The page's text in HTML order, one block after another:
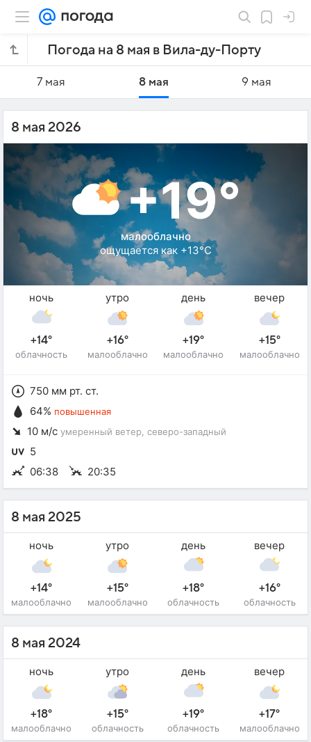
Погода на 8 мая в Вила-ду-Порту
7 мая 8 мая 9 мая
8 мая 2026
+19°
малооблачно
ощущается как +13°C
ночь
+14°
облачность
утро
+16°
малооблачно
день
+19°
малооблачно
вечер
+15°
малооблачно
750 мм рт. ст.
64% повышенная
10 м/с умеренный ветер , северо-западный
5
06:38
20:35
8 мая 2025
ночь
+14°
малооблачно
утро
+15°
малооблачно
день
+18°
облачность
вечер
+16°
облачность
8 мая 2024
ночь
+18°
малооблачно
утро
+15°
облачность
день
+19°
облачность
вечер
+17°
малооблачно